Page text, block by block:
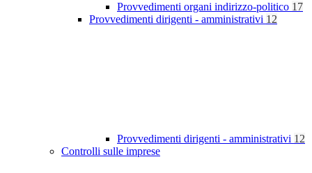
Provvedimenti organi indirizzo-politico 17
Provvedimenti dirigenti - amministrativi 12
Provvedimenti dirigenti - amministrativi 12
Controlli sulle imprese